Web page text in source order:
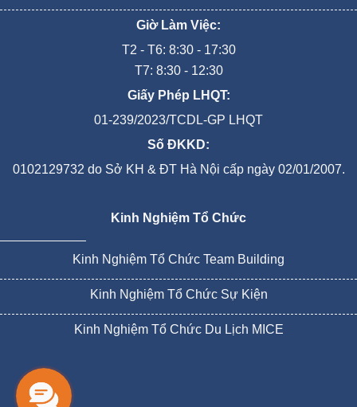
Giờ Làm Việc:
T2 - T6: 8:30 - 17:30
T7: 8:30 - 12:30
Giấy Phép LHQT:
01-239/2023/TCDL-GP LHQT
Số ĐKKD:
0102129732 do Sở KH & ĐT Hà Nội cấp ngày 02/01/2007.
Kinh Nghiệm Tổ Chức
Kinh Nghiệm Tổ Chức Team Building
Kinh Nghiệm Tổ Chức Sự Kiện
Kinh Nghiệm Tổ Chức Du Lịch MICE